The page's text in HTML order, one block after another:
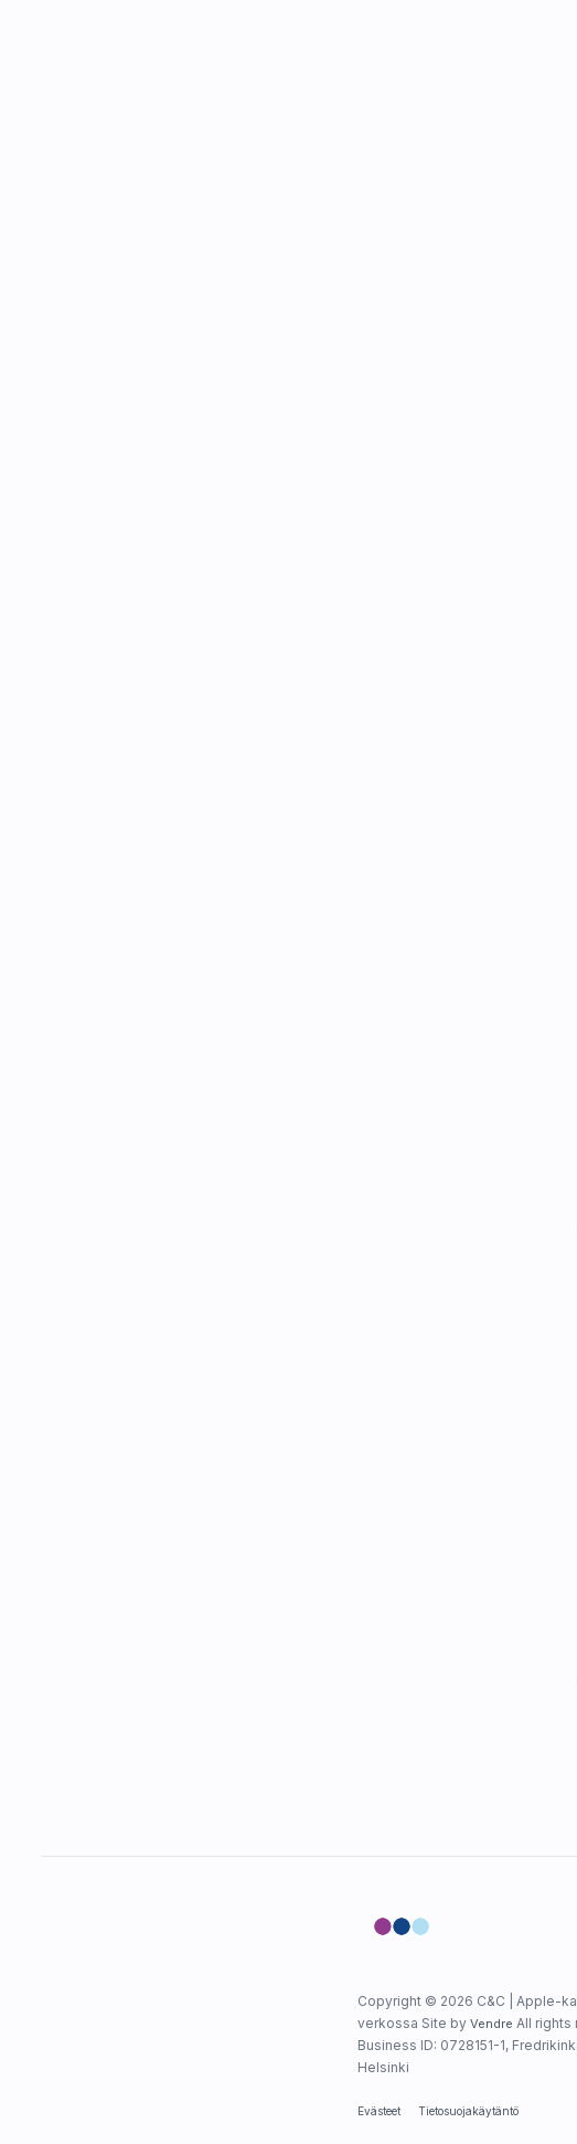
Copyright © 2026 C&C | Apple-
verkossa Site by Vendre All rights
Business ID: 0728151-1,
Helsinki
Evästeet Tietosuojakäytäntö